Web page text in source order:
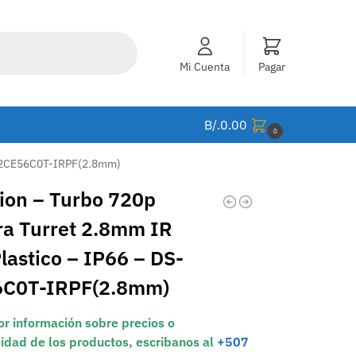
Mi Cuenta Pagar
B/.0.00 0
IRPF(2.8mm)
– Turbo 720p
Turret 2.8mm IR
– IP66 – DS-
IRPF(2.8mm)
información sobre precios o
de los productos, escribanos al +507